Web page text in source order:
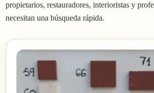
propietarios, restauradores, interioristas y
necesitan una búsqueda rápida.